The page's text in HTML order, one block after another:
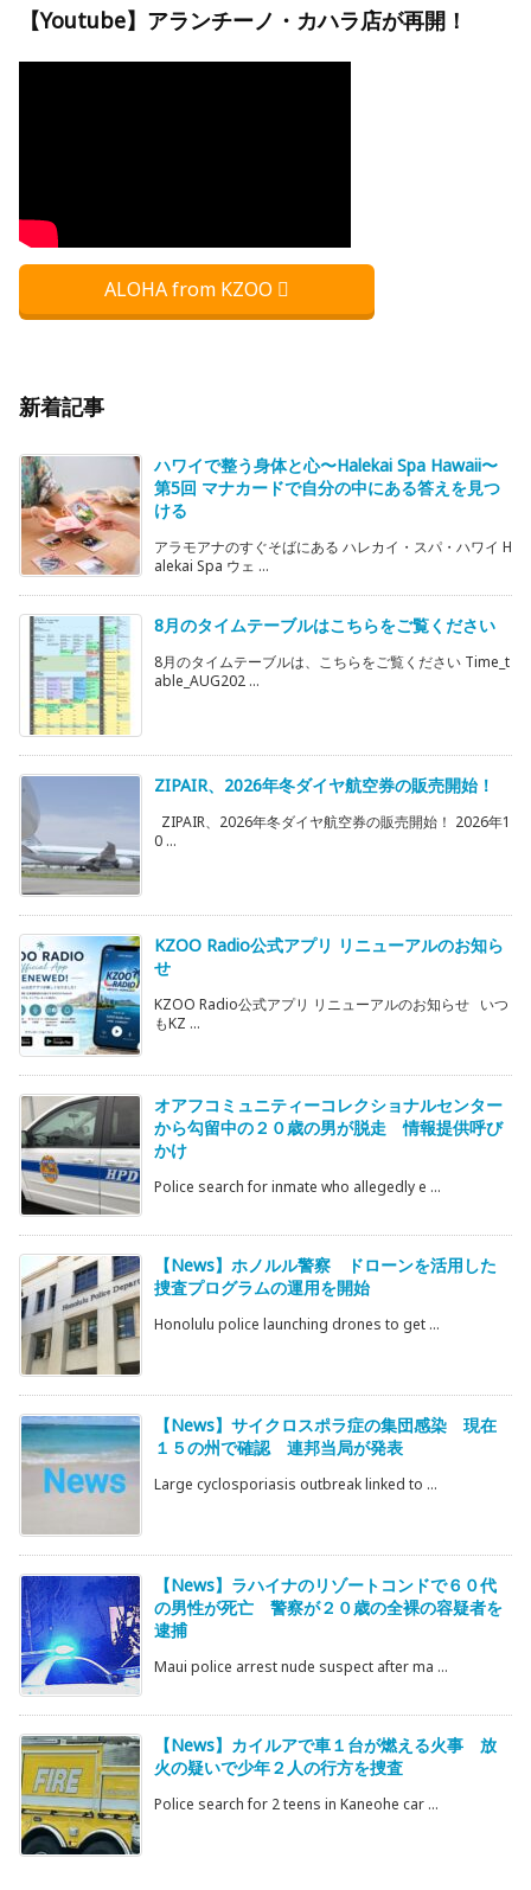
【Youtube】アランチーノ・カハラ店が再開！
ALOHA from KZOO
新着記事
ハワイで整う身体と心〜Halekai Spa Hawaii〜
第5回 マナカードで自分の中にある答えを見つ
ける
アラモアナのすぐそばにある ハレカイ・スパ・ハワイ H
alekai Spa ウェ ...
8月のタイムテーブルはこちらをご覧ください
8月のタイムテーブルは、こちらをご覧ください Time_t
able_AUG202 ...
ZIPAIR、2026年冬ダイヤ航空券の販売開始！
ZIPAIR、2026年冬ダイヤ航空券の販売開始！ 2026年1
0 ...
KZOO Radio公式アプリ リニューアルのお知ら
せ
KZOO Radio公式アプリ リニューアルのお知らせ いつ
もKZ ...
オアフコミュニティーコレクショナルセンター
から勾留中の２０歳の男が脱走 情報提供呼び
かけ
Police search for inmate who allegedly e ...
【News】ホノルル警察 ドローンを活用した
捜査プログラムの運用を開始
Honolulu police launching drones to get ...
【News】サイクロスポラ症の集団感染 現在
１５の州で確認 連邦当局が発表
Large cyclosporiasis outbreak linked to ...
【News】ラハイナのリゾートコンドで６０代
の男性が死亡 警察が２０歳の全裸の容疑者を
逮捕
Maui police arrest nude suspect after ma ...
【News】カイルアで車１台が燃える火事 放
火の疑いで少年２人の行方を捜査
Police search for 2 teens in Kaneohe car ...